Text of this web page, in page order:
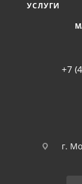
УСЛУГИ
+7
г.